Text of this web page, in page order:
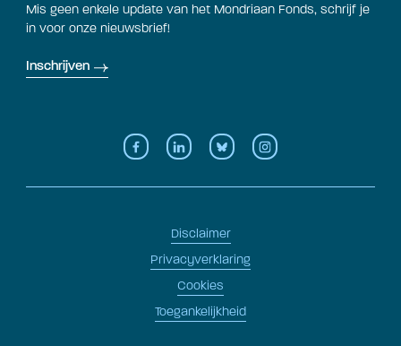
Mis geen enkele update van het Mondriaan Fonds, schrijf je
in voor onze nieuwsbrief!
Inschrijven
Disclaimer
Privacyverklaring
Cookies
Toegankelijkheid